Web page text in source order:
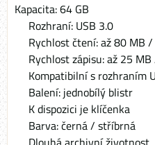
Kapacita: 64 GB
Rozhraní: USB 3.0
Rychlost čtení: až 80 MB /
Rychlost zápisu: až 25
Kompatibilní s rozhraním
Balení: jednobílý blistr
K dispozici je klíčenka
Barva: černá / stříbrná